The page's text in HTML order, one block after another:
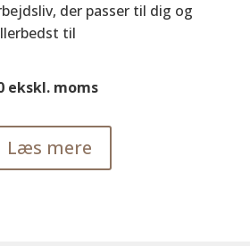
der passer til dig og
til
ekskl. moms
Læs mere